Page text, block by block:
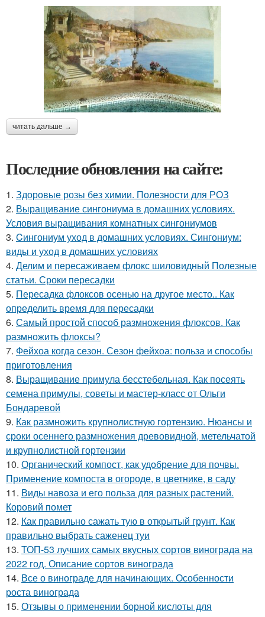
читать дальше →
Последние обновления на сайте:
1. Здоровые розы без химии. Полезности для РОЗ
2. Выращивание сингониума в домашних условиях.
Условия выращивания комнатных сингониумов
3. Cингониум уход в домашних условиях. Сингониум:
виды и уход в домашних условиях
4. Делим и пересаживаем флокс шиловидный Полезные
статьи. Сроки пересадки
5. Пересадка флоксов осенью на другое место.. Как
определить время для пересадки
6. Самый простой способ размножения флоксов. Как
размножить флоксы?
7. Фейхоа когда сезон. Сезон фейхоа: польза и способы
приготовления
8. Выращивание примула бесстебельная. Как посеять
семена примулы, советы и мастер-класс от Ольги
Бондаревой
9. Как размножить крупнолистную гортензию. Нюансы и
сроки осеннего размножения древовидной, метельчатой
и крупнолистной гортензии
10. Органический компост, как удобрение для почвы.
Применение компоста в огороде, в цветнике, в саду
11. Виды навоза и его польза для разных растений.
Коровий помет
12. Как правильно сажать тую в открытый грунт. Как
правильно выбрать саженец туи
13. ТОП-53 лучших самых вкусных сортов винограда на
2022 год. Описание сортов винограда
14. Все о винограде для начинающих. Особенности
роста винограда
15. Отзывы о применении борной кислоты для